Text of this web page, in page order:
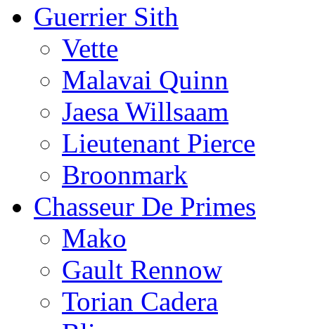
Guerrier Sith
Vette
Malavai Quinn
Jaesa Willsaam
Lieutenant Pierce
Broonmark
Chasseur De Primes
Mako
Gault Rennow
Torian Cadera